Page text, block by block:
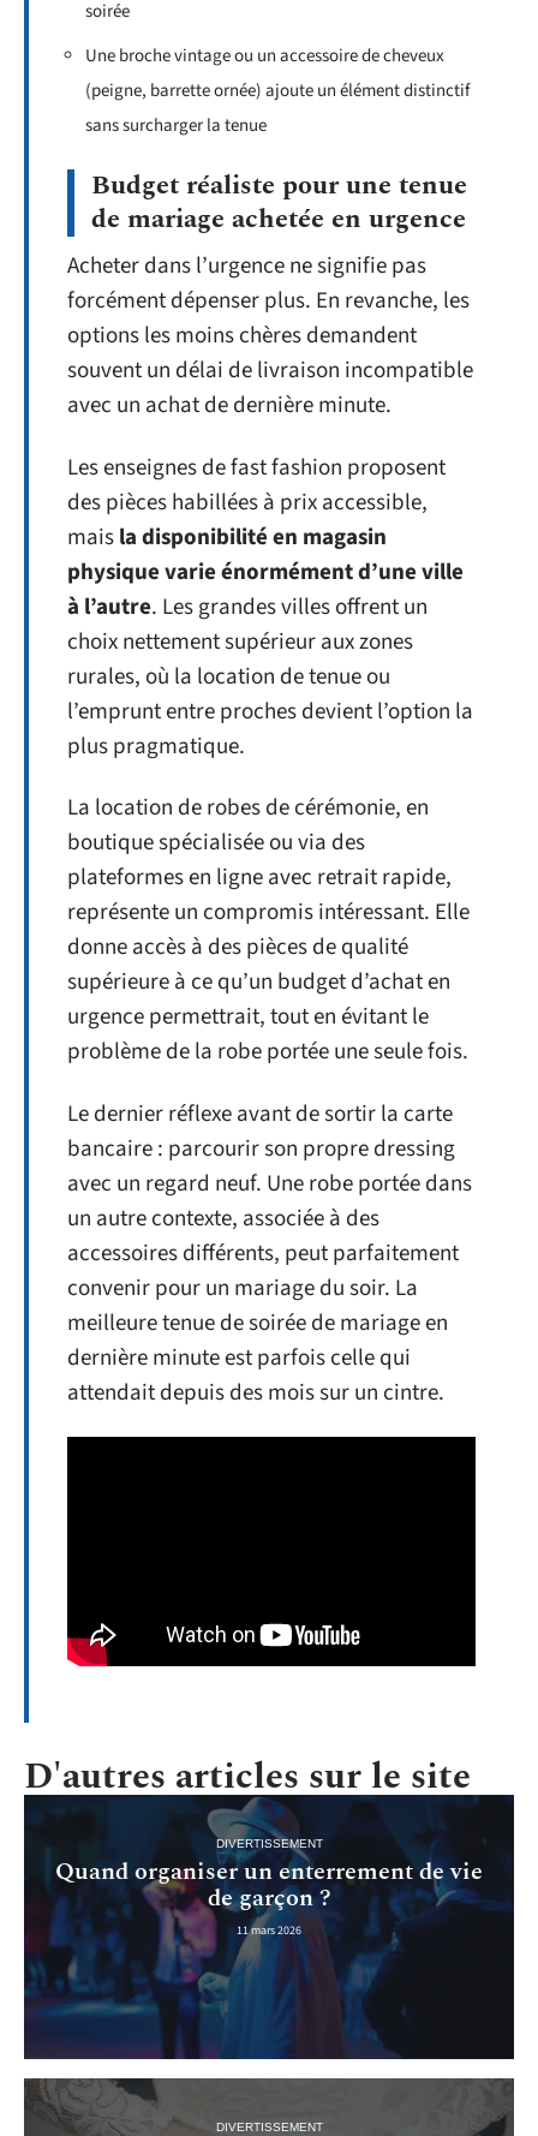
soirée
Une broche vintage ou un accessoire de cheveux
(peigne, barrette ornée) ajoute un élément distinctif
sans surcharger la tenue
Budget réaliste pour une tenue
de mariage achetée en urgence
Acheter dans l’urgence ne signifie pas
forcément dépenser plus. En revanche, les
options les moins chères demandent
souvent un délai de livraison incompatible
avec un achat de dernière minute.
Les enseignes de fast fashion proposent
des pièces habillées à prix accessible,
maisla disponibilité en magasin
physique varie énormément d’une ville
à l’autre. Les grandes villes offrent un
choix nettement supérieur aux zones
rurales, où la location de tenue ou
l’emprunt entre proches devient l’option la
plus pragmatique.
La location de robes de cérémonie, en
boutique spécialisée ou via des
plateformes en ligne avec retrait rapide,
représente un compromis intéressant. Elle
donne accès à des pièces de qualité
supérieure à ce qu’un budget d’achat en
urgence permettrait, tout en évitant le
problème de la robe portée une seule fois.
Le dernier réflexe avant de sortir la carte
bancaire : parcourir son propre dressing
avec un regard neuf. Une robe portée dans
un autre contexte, associée à des
accessoires différents, peut parfaitement
convenir pour un mariage du soir. La
meilleure tenue de soirée de mariage en
dernière minute est parfois celle qui
attendait depuis des mois sur un cintre.
D'autres articles sur le site
DIVERTISSEMENT
Quand organiser un enterrement de vie
de garçon ?
11 mars 2026
DIVERTISSEMENT